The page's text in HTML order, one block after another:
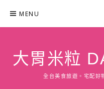
content
MENU
大胃米粒
全台美食旅遊。宅配好